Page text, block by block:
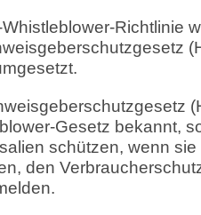
Richtlinie
Gesetz bekannt,
schützen, wenn
den